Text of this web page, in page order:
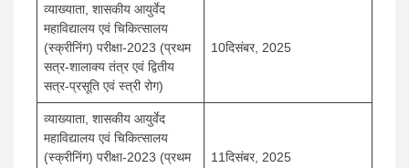
व्याख्याता, शासकीय आयुर्वेद
महाविद्यालय एवं चिकित्सालय
(स्क्रीनिंग) परीक्षा-2023 (प्रथम
सत्र-शालाक्य तंत्र एवं द्वितीय
सत्र-प्रसूति एवं स्त्री रोग)
10दिसंबर, 2025
व्याख्याता, शासकीय आयुर्वेद
महाविद्यालय एवं चिकित्सालय
(स्क्रीनिंग) परीक्षा-2023 (प्रथम
11दिसंबर, 2025